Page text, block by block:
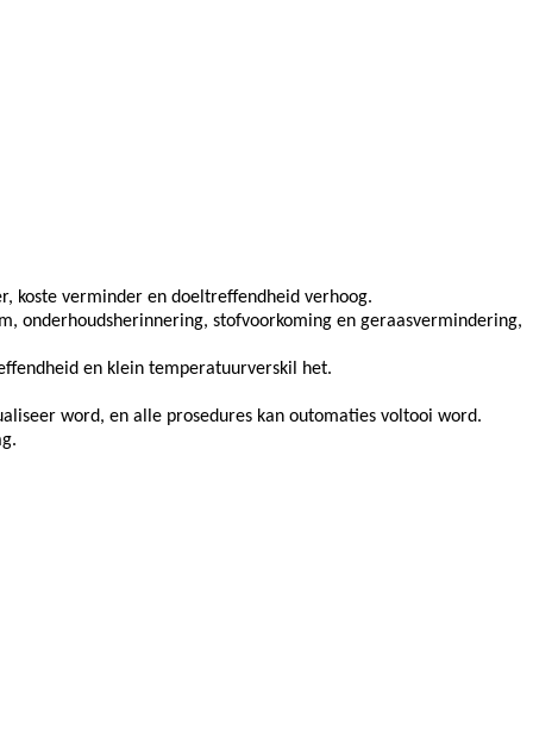
koste verminder en doeltreffendheid verhoog.
onderhoudsherinnering, stofvoorkoming en geraasvermindering,
en klein temperatuurverskil het.
word, en alle prosedures kan outomaties voltooi word.